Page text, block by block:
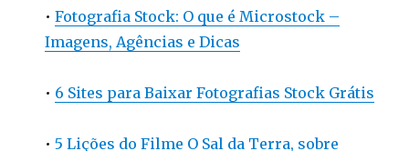
•Fotografia Stock: O que é Microstock –
Imagens, Agências e Dicas
• 6 Sites para Baixar Fotografias Stock Grátis
•5 Lições do Filme O Sal da Terra, sobre